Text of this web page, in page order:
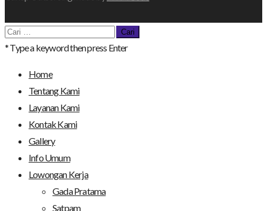
Cari
untuk:
* Type a keyword then press Enter
Home
Tentang Kami
Layanan Kami
Kontak Kami
Gallery
Info Umum
Lowongan Kerja
Gada Pratama
Satpam